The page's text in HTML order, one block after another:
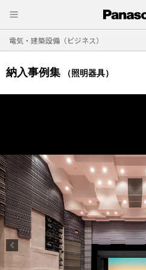
電気・建築設備（ビジネス）
納入事例集 （照明器具）